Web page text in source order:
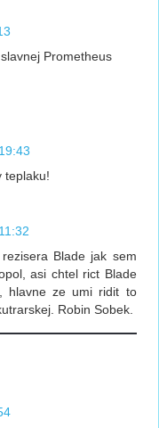
Prometheus
teplaku!
Blade jak sem
asi chtel rict Blade
hlavne ze umi ridit to
Robin Sobek.